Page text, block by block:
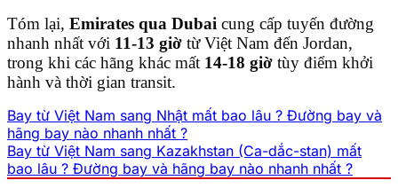
Tóm lại, Emirates qua Dubai cung cấp tuyến đường
nhanh nhất với 11-13 giờ từ Việt Nam đến Jordan,
trong khi các hãng khác mất 14-18 giờ tùy điểm khởi
hành và thời gian transit.
Bay từ Việt Nam sang Nhật mất bao lâu ? Đường bay và
hãng bay nào nhanh nhất ?
Bay từ Việt Nam sang Kazakhstan (Ca-dắc-stan) mất
bao lâu ? Đường bay và hãng bay nào nhanh nhất ?